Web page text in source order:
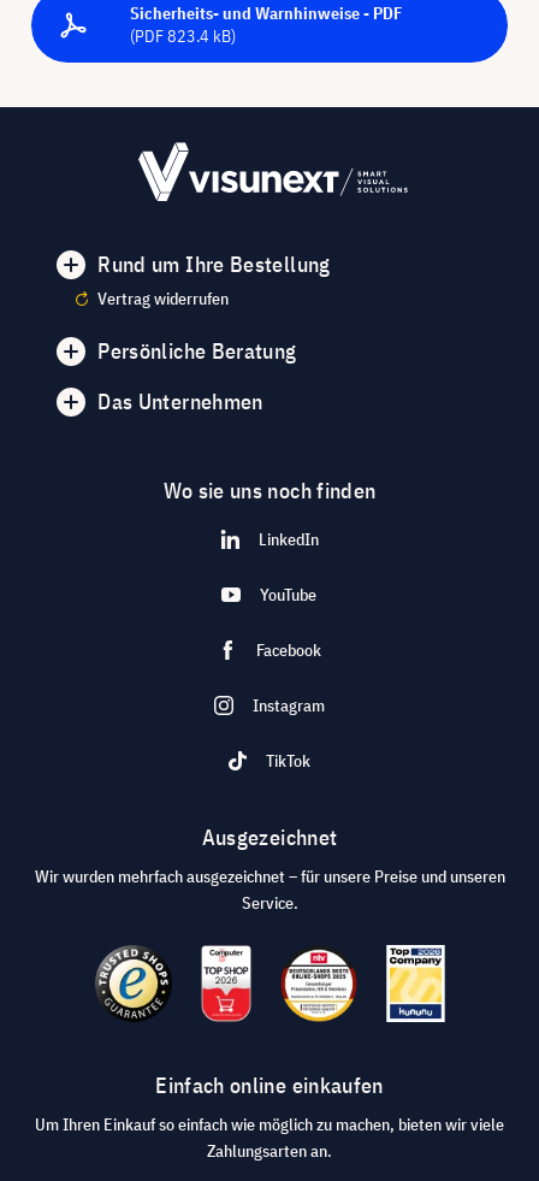
Sicherheits- und Warnhinweise - PDF
(PDF 823.4 kB)
Rund um Ihre Bestellung
Vertrag widerrufen
Persönliche Beratung
Das Unternehmen
Wo sie uns noch finden
LinkedIn
YouTube
Facebook
Instagram
TikTok
Ausgezeichnet
Wir wurden mehrfach ausgezeichnet – für unsere Preise und unseren
Service.
Einfach online einkaufen
Um Ihren Einkauf so einfach wie möglich zu machen, bieten wir viele
Zahlungsarten an.